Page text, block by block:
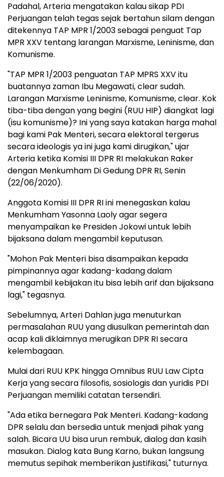
Padahal, Arteria mengatakan kalau sikap PDI
Perjuangan telah tegas sejak bertahun silam dengan
ditekennya TAP MPR 1/2003 sebagai penguat Tap
MPR XXV tentang larangan Marxisme, Leninisme, dan
Komunisme.
"TAP MPR 1/2003 penguatan TAP MPRS XXV itu
buatannya zaman Ibu Megawati, clear sudah.
Larangan Marxisme Leninisme, Komunisme, clear. Kok
tiba-tiba dengan yang begini (RUU HIP) diangkat lagi
(isu komunisme)? Ini yang saya katakan harga mahal
bagi kami Pak Menteri, secara elektoral tergerus
secara ideologis ya ini juga kami dirugikan," ujar
Arteria ketika Komisi III DPR RI melakukan Raker
dengan Menkumham Di Gedung DPR RI, Senin
(22/06/2020).
Anggota Komisi III DPR RI ini menegaskan kalau
Menkumham Yasonna Laoly agar segera
menyampaikan ke Presiden Jokowi untuk lebih
bijaksana dalam mengambil keputusan.
"Mohon Pak Menteri bisa disampaikan kepada
pimpinannya agar kadang-kadang dalam
mengambil kebijakan itu bisa lebih arif dan bijaksana
lagi," tegasnya.
Sebelumnya, Arteri Dahlan juga menuturkan
permasalahan RUU yang diusulkan pemerintah dan
acap kali diklaimnya merugikan DPR RI secara
kelembagaan.
Mulai dari RUU KPK hingga Omnibus RUU Law Cipta
Kerja yang secara filosofis, sosiologis dan yuridis PDI
Perjuangan memiliki catatan tersendiri.
"Ada etika bernegara Pak Menteri. Kadang-kadang
DPR selalu dan bersedia untuk menjadi pihak yang
salah. Bicara UU bisa urun rembuk, dialog dan kasih
masukan. Dialog kata Bung Karno, bukan langsung
memutus sepihak memberikan justifikasi," tuturnya.